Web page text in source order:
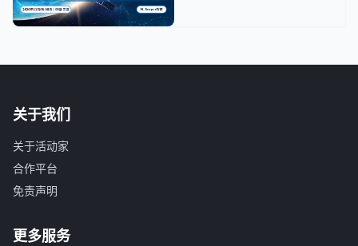
关于我们
关于活动家
合作平台
免责声明
更多服务